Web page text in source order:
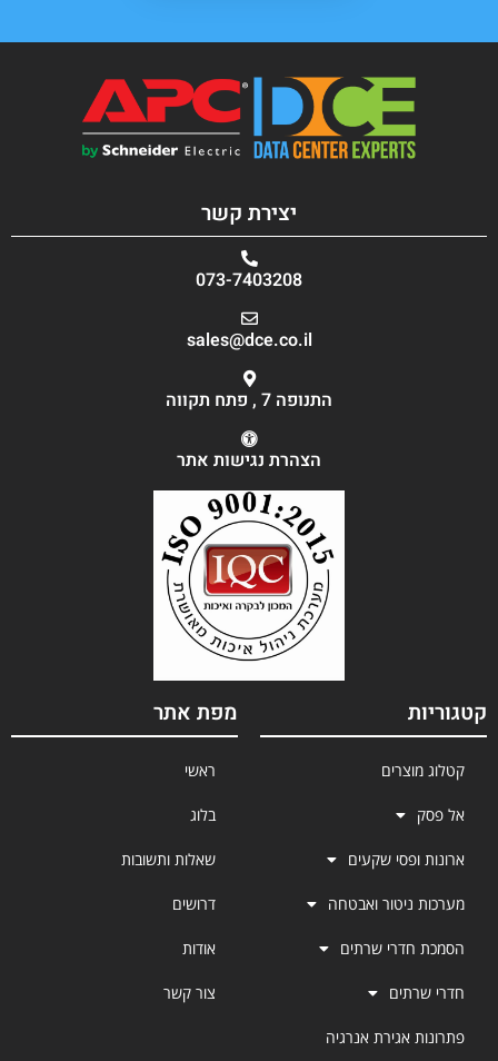
יצירת קשר
073-7403208
sales@dce.co.il
התנופה 7 , פתח תקווה
הצהרת נגישות אתר
קטגוריות
קטלוג מוצרים
אל פסק
ארונות ופסי שקעים
מערכות ניטור ואבטחה
הסמכת חדרי שרתים
חדרי שרתים
פתרונות אגירת אנרגיה
מפת אתר
ראשי
בלוג
שאלות ותשובות
דרושים
אודות
צור קשר